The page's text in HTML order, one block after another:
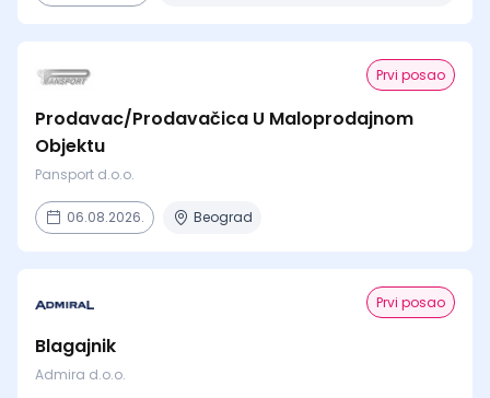
Prvi posao
Prodavac/Prodavačica U Maloprodajnom
Objektu
Pansport d.o.o.
06.08.2026. Beograd
Prvi posao
Blagajnik
Admira d.o.o.